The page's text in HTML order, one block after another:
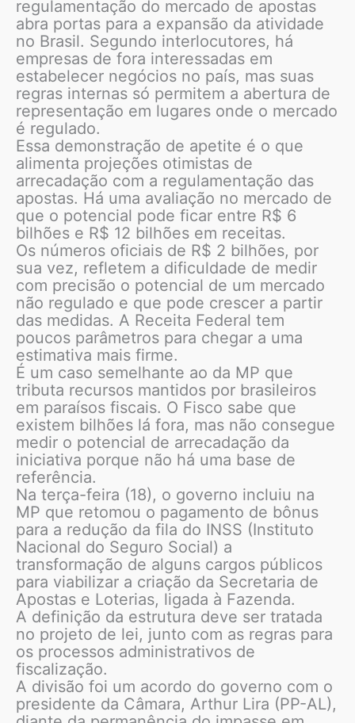
regulamentação do mercado de apostas
abra portas para a expansão da atividade
no Brasil. Segundo interlocutores, há
empresas de fora interessadas em
estabelecer negócios no país, mas suas
regras internas só permitem a abertura de
representação em lugares onde o mercado
é regulado.
Essa demonstração de apetite é o que
alimenta projeções otimistas de
arrecadação com a regulamentação das
apostas. Há uma avaliação no mercado de
que o potencial pode ficar entre R$ 6
bilhões e R$ 12 bilhões em receitas.
Os números oficiais de R$ 2 bilhões, por
sua vez, refletem a dificuldade de medir
com precisão o potencial de um mercado
não regulado e que pode crescer a partir
das medidas. A Receita Federal tem
poucos parâmetros para chegar a uma
estimativa mais firme.
É um caso semelhante ao da MP que
tributa recursos mantidos por brasileiros
em paraísos fiscais. O Fisco sabe que
existem bilhões lá fora, mas não consegue
medir o potencial de arrecadação da
iniciativa porque não há uma base de
referência.
Na terça-feira (18), o governo incluiu na
MP que retomou o pagamento de bônus
para a redução da fila do INSS (Instituto
Nacional do Seguro Social) a
transformação de alguns cargos públicos
para viabilizar a criação da Secretaria de
Apostas e Loterias, ligada à Fazenda.
A definição da estrutura deve ser tratada
no projeto de lei, junto com as regras para
os processos administrativos de
fiscalização.
A divisão foi um acordo do governo com o
presidente da Câmara, Arthur Lira (PP-AL),